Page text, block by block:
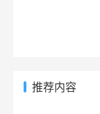
推荐内容